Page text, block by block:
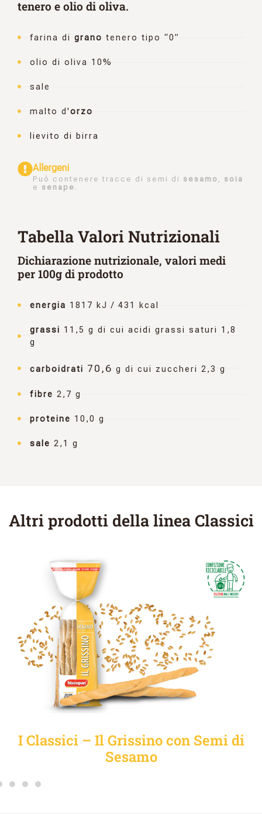
tenero e olio di oliva.
farina di grano tenero tipo “0”
olio di oliva 10%
sale
malto d'orzo
lievito di birra
Allergeni
Può contenere tracce di semi di sesamo
soia
e senape .
Tabella Valori Nutrizionali
Dichiarazione nutrizionale, valori medi
per 100g di prodotto
energia 1817 kJ / 431 kcal
grassi 11,5 g di cui acidi grassi saturi 1,8
g
carboidrati 70,6 g di cui zuccheri 2,3 g
fibre 2,7 g
proteine 10,0 g
sale 2,1 g
Altri prodotti della linea Classici
I Classici – Il Grissino con Semi di
Sesamo